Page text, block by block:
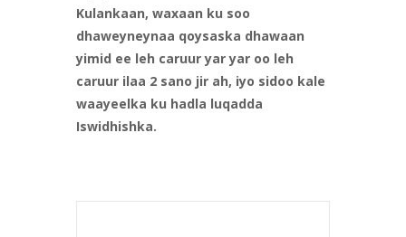
Kulankaan, waxaan ku soo
dhaweyneynaa qoysaska dhawaan
yimid ee leh caruur yar yar oo leh
caruur ilaa 2 sano jir ah, iyo sidoo kale
waayeelka ku hadla luqadda
Iswidhishka.